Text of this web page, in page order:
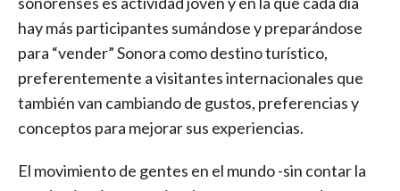
hay más participantes sumándose y preparándose
para “vender” Sonora como destino turístico,
preferentemente a visitantes internacionales que
también van cambiando de gustos, preferencias y
conceptos para mejorar sus experiencias.
El movimiento de gentes en el mundo -sin contar la